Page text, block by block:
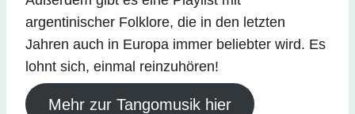
argentinischer Folklore, die in den letzten
Jahren auch in Europa immer beliebter wird. Es
lohnt sich, einmal reinzuhören!
Mehr zur Tangomusik hier